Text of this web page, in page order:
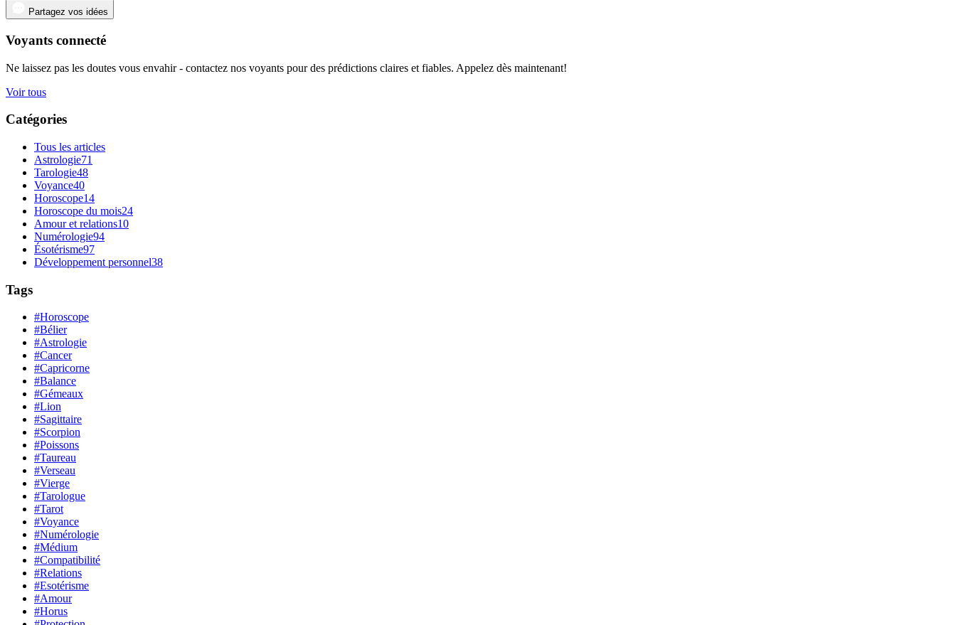
Partagez vos idées
Voyants connecté
Ne laissez pas les doutes vous envahir - contactez nos voyants pour des prédictions claires et fiables. Appelez dès maintenant!
Voir tous
Catégories
Tous les articles
Astrologie71
Tarologie48
Voyance40
Horoscope14
Horoscope du mois24
Amour et relations10
Numérologie94
Ésotérisme97
Développement personnel38
Tags
#Horoscope
#Bélier
#Astrologie
#Cancer
#Capricorne
#Balance
#Gémeaux
#Lion
#Sagittaire
#Scorpion
#Poissons
#Taureau
#Verseau
#Vierge
#Tarologue
#Tarot
#Voyance
#Numérologie
#Médium
#Compatibilité
#Relations
#Esotérisme
#Amour
#Horus